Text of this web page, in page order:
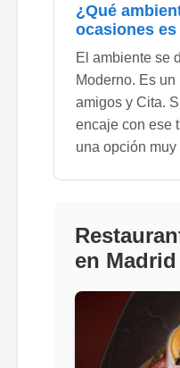
¿Qué
ocasiones es
El ambiente se
Moderno. Es
amigos y Cita.
encaje con ese
una opción
en Madrid